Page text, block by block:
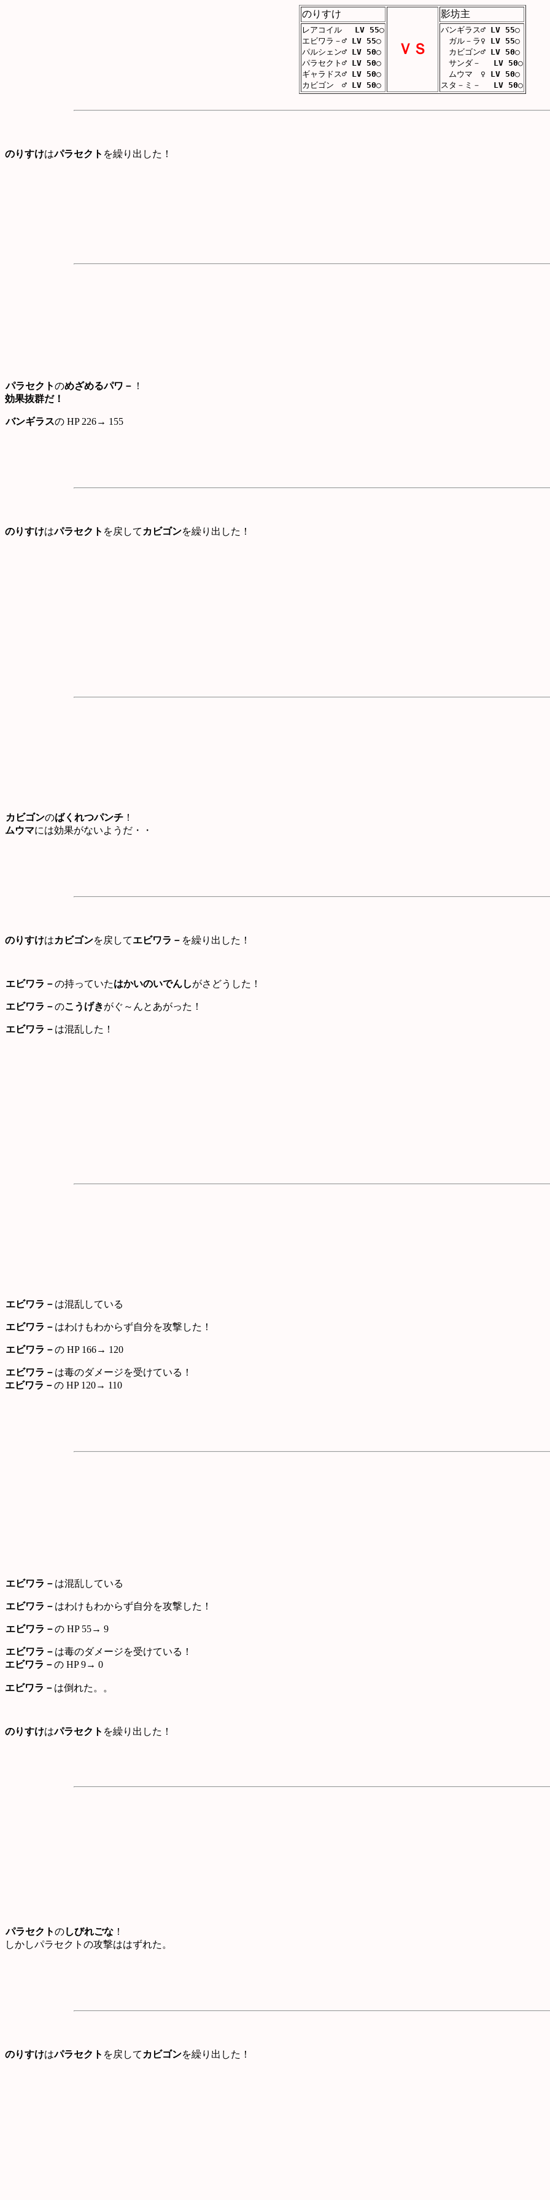
のりすけ
ＶＳ
影坊主
レアコイル LV 55○
エビワラ－♂ LV 55○
パルシェン♂ LV 50○
パラセクト♂ LV 50○
ギャラドス♂ LV 50○
カビゴン ♂ LV 50○
バンギラス♂ LV 55○
ガル－ラ♀ LV 55○
カビゴン♂ LV 50○
サンダ－
LV 50○
ムウマ ♀ LV 50○
スタ－ミ－
LV 50○
のりすけはパラセクト を繰り出した！
パラセクトのめざめるパワ－ ！
効果抜群だ！
バンギラスの HP 226→ 155
のりすけはパラセクト を戻して カビゴンを繰り出した！
カビゴンのばくれつパンチ ！
ムウマには効果がないようだ・・
のりすけはカビゴンを戻してエビワラ－ を繰り出した！
エビワラ－の持っていたはかいのいでんしがさどうした！
エビワラ－のこうげきがぐ～んとあがった！
エビワラ－ は混乱した！
エビワラ－ は混乱している
エビワラ－ はわけもわからず自分を攻撃した！
エビワラ－の HP 166→ 120
エビワラ－ は毒のダメージを受けている！
エビワラ－の HP 120→ 110
エビワラ－ は混乱している
エビワラ－ はわけもわからず自分を攻撃した！
エビワラ－の HP 55→ 9
エビワラ－ は毒のダメージを受けている！
エビワラ－の HP 9→ 0
エビワラ－ は倒れた。。
のりすけはパラセクト を繰り出した！
パラセクトのしびれごな ！
しかしパラセクトの攻撃ははずれた。
のりすけはパラセクト を戻して カビゴンを繰り出した！